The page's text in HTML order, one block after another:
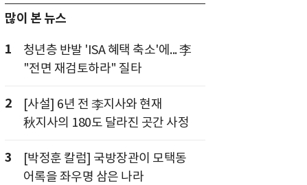
많이 본 뉴스
1
청년층 반발 'ISA 혜택 축소'에... 李
"전면 재검토하라" 질타
2
[사설] 6년 전 李지사와 현재
秋지사의 180도 달라진 곳간 사정
3
[박정훈 칼럼] 국방장관이 모택동
어록을 좌우명 삼은 나라